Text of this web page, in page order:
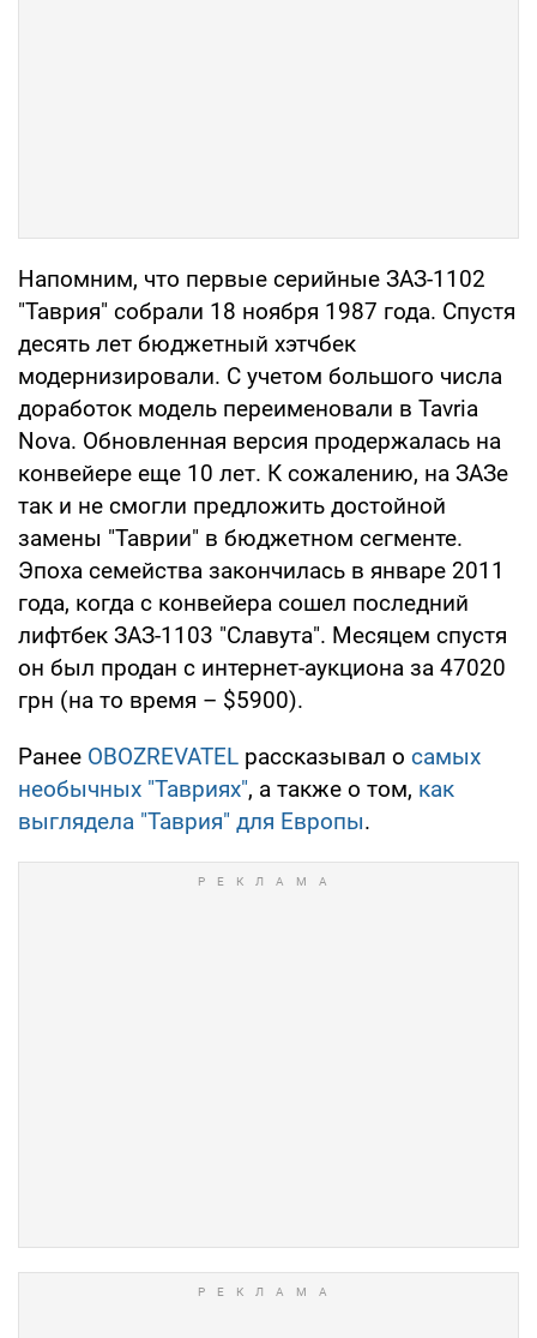
Напомним, что первые серийные ЗАЗ-1102
"Таврия" собрали 18 ноября 1987 года. Спустя
десять лет бюджетный хэтчбек
модернизировали. С учетом большого числа
доработок модель переименовали в Tavria
Nova. Обновленная версия продержалась на
конвейере еще 10 лет. К сожалению, на ЗАЗе
так и не смогли предложить достойной
замены "Таврии" в бюджетном сегменте.
Эпоха семейства закончилась в январе 2011
года, когда с конвейера сошел последний
лифтбек ЗАЗ-1103 "Славута". Месяцем спустя
он был продан с интернет-аукциона за 47020
грн (на то время – $5900).
Ранее OBOZREVATEL рассказывал о самых
необычных "Тавриях", а также о том, как
выглядела "Таврия" для Европы.